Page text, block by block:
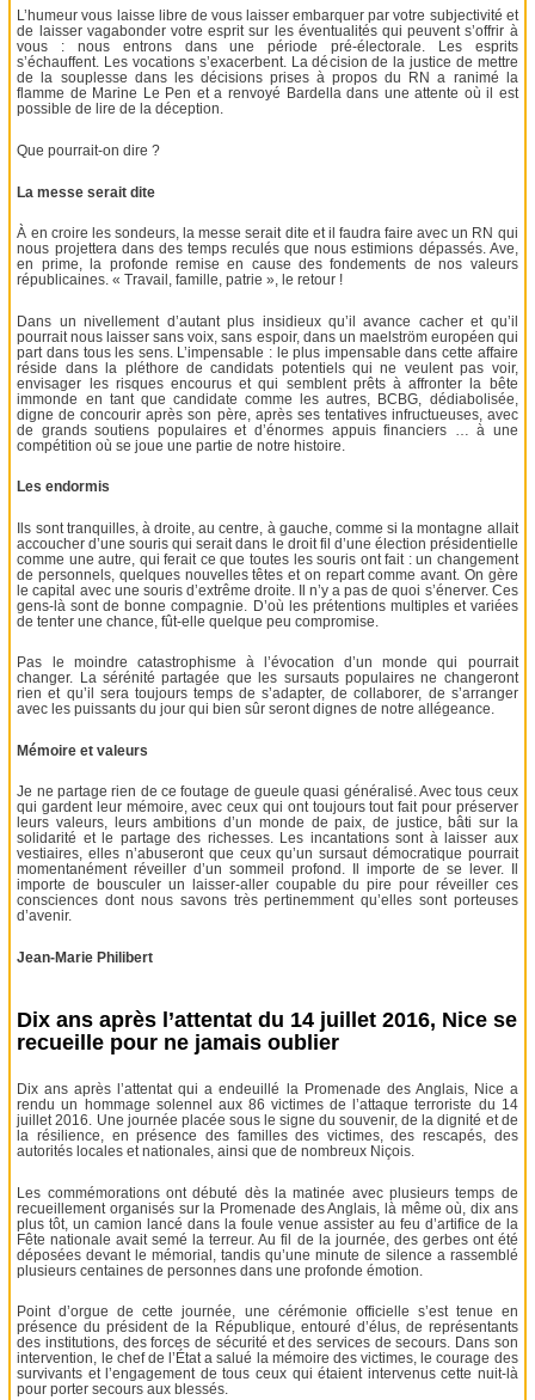
L’humeur vous laisse libre de vous laisser embarquer par votre subjectivité et
de laisser vagabonder votre esprit sur les éventualités qui peuvent s’offrir à
vous : nous entrons dans une période pré-électorale. Les esprits
s’échauffent. Les vocations s’exacerbent. La décision de la justice de mettre
de la souplesse dans les décisions prises à propos du RN a ranimé la
flamme de Marine Le Pen et a renvoyé Bardella dans une attente où il est
possible de lire de la déception.
Que pourrait-on dire ?
La messe serait dite
À en croire les sondeurs, la messe serait dite et il faudra faire avec un RN qui
nous projettera dans des temps reculés que nous estimions dépassés. Ave,
en prime, la profonde remise en cause des fondements de nos valeurs
républicaines. « Travail, famille, patrie », le retour !
Dans un nivellement d’autant plus insidieux qu’il avance cacher et qu’il
pourrait nous laisser sans voix, sans espoir, dans un maelström européen qui
part dans tous les sens. L’impensable : le plus impensable dans cette affaire
réside dans la pléthore de candidats potentiels qui ne veulent pas voir,
envisager les risques encourus et qui semblent prêts à affronter la bête
immonde en tant que candidate comme les autres, BCBG, dédiabolisée,
digne de concourir après son père, après ses tentatives infructueuses, avec
de grands soutiens populaires et d’énormes appuis financiers … à une
compétition où se joue une partie de notre histoire.
Les endormis
Ils sont tranquilles, à droite, au centre, à gauche, comme si la montagne allait
accoucher d’une souris qui serait dans le droit fil d’une élection présidentielle
comme une autre, qui ferait ce que toutes les souris ont fait : un changement
de personnels, quelques nouvelles têtes et on repart comme avant. On gère
le capital avec une souris d’extrême droite. Il n’y a pas de quoi s’énerver. Ces
gens-là sont de bonne compagnie. D’où les prétentions multiples et variées
de tenter une chance, fût-elle quelque peu compromise.
Pas le moindre catastrophisme à l’évocation d’un monde qui pourrait
changer. La sérénité partagée que les sursauts populaires ne changeront
rien et qu’il sera toujours temps de s’adapter, de collaborer, de s’arranger
avec les puissants du jour qui bien sûr seront dignes de notre allégeance.
Mémoire et valeurs
Je ne partage rien de ce foutage de gueule quasi généralisé. Avec tous ceux
qui gardent leur mémoire, avec ceux qui ont toujours tout fait pour préserver
leurs valeurs, leurs ambitions d’un monde de paix, de justice, bâti sur la
solidarité et le partage des richesses. Les incantations sont à laisser aux
vestiaires, elles n’abuseront que ceux qu’un sursaut démocratique pourrait
momentanément réveiller d’un sommeil profond. Il importe de se lever. Il
importe de bousculer un laisser-aller coupable du pire pour réveiller ces
consciences dont nous savons très pertinemment qu’elles sont porteuses
d’avenir.
Jean-Marie Philibert
Dix ans après l’attentat du 14 juillet 2016, Nice se
recueille pour ne jamais oublier
Dix ans après l’attentat qui a endeuillé la Promenade des Anglais, Nice a
rendu un hommage solennel aux 86 victimes de l’attaque terroriste du 14
juillet 2016. Une journée placée sous le signe du souvenir, de la dignité et de
la résilience, en présence des familles des victimes, des rescapés, des
autorités locales et nationales, ainsi que de nombreux Niçois.
Les commémorations ont débuté dès la matinée avec plusieurs temps de
recueillement organisés sur la Promenade des Anglais, là même où, dix ans
plus tôt, un camion lancé dans la foule venue assister au feu d’artifice de la
Fête nationale avait semé la terreur. Au fil de la journée, des gerbes ont été
déposées devant le mémorial, tandis qu’une minute de silence a rassemblé
plusieurs centaines de personnes dans une profonde émotion.
Point d’orgue de cette journée, une cérémonie officielle s’est tenue en
présence du président de la République, entouré d’élus, de représentants
des institutions, des forces de sécurité et des services de secours. Dans son
intervention, le chef de l’État a salué la mémoire des victimes, le courage des
survivants et l’engagement de tous ceux qui étaient intervenus cette nuit-là
pour porter secours aux blessés.